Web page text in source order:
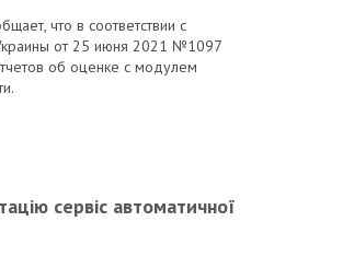
что в соответствии с
от 25 июня 2021 №1097
об оценке с модулем
сервіс автоматичної